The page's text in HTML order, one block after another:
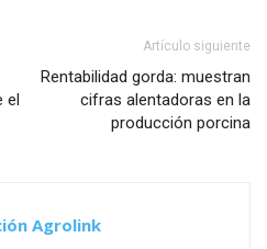
Artículo siguiente
Rentabilidad gorda: muestran
cifras alentadoras en la
producción porcina
Agrolink